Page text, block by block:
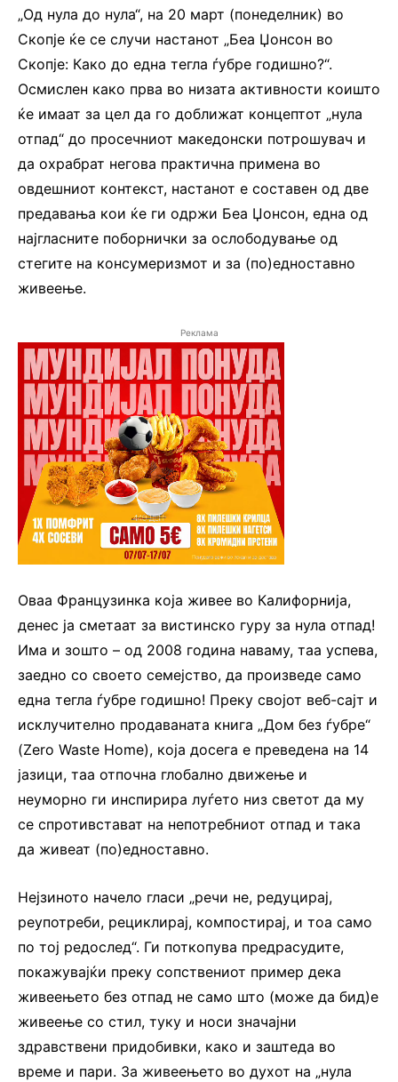
„Од нула до нула“, на 20 март (понеделник) во
Скопје ќе се случи настанот „Беа Џонсон во
Скопје: Како до една тегла ѓубре годишно?“.
Осмислен како прва во низата активности коишто
ќе имаат за цел да го доближат концептот „нула
отпад“ до просечниот македонски потрошувач и
да охрабрат негова практична примена во
овдешниот контекст, настанот е составен од две
предавања кои ќе ги одржи Беа Џонсон, една од
најгласните поборнички за ослободување од
стегите на консумеризмот и за (по)едноставно
живеење.
Реклама
Оваа Французинка која живее во Калифорнија,
денес ја сметаат за вистинско гуру за нула отпад!
Има и зошто – од 2008 година наваму, таа успева,
заедно со своето семејство, да произведе само
една тегла ѓубре годишно! Преку својот веб-сајт и
исклучително продаваната книга „Дом без ѓубре“
(Zero Waste Home), која досега е преведена на 14
јазици, таа отпочна глобално движење и
неуморно ги инспирира луѓето низ светот да му
се спротивстават на непотребниот отпад и така
да живеат (по)едноставно.
Нејзиното начело гласи „речи не, редуцирај,
реупотреби, рециклирај, компостирај, и тоа само
по тој редослед“. Ги поткопува предрасудите,
покажувајќи преку сопствениот пример дека
живеењето без отпад не само што (може да бид)е
живеење со стил, туку и носи значајни
здравствени придобивки, како и заштеда во
време и пари. За живеењето во духот на „нула